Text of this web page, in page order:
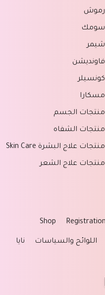
رموش
سومك
شيمر
فاونديشن
كونسيلر
مسكارا
منتجات الجسم
منتجات الشفاه
منتجات علاج البشرة Skin Care
منتجات علاج الشعر
Shop
اللوائح والسياسات نايا